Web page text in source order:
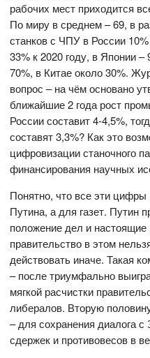
рабочих мест приходится
По миру в среднем – 69, в
станков с ЧПУ в России
33% к 2020 году, в Японии
70%, в Китае около 30%.
вопрос – на чём основано
ближайшие 2 года рост
России составит 4-4,5%,
составят 3,3%? Как это
цифровизации станочного
финансирования научных
Понятно, что все эти
Путина, а для газет. Путин
положение дел и
правительство в этом
действовать иначе. Такая
– после триумфально
мягкой расчистки
либералов. Вторую
– для сохранения диалога
сдержек и противовесов в